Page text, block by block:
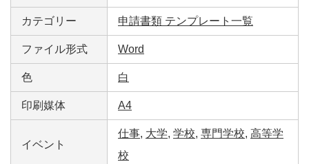
カテゴリー 申請書類 テンプレート一覧
ファイル形式 Word
色 白
印刷媒体 A4
イベント
仕事, 大学, 学校, 専門学校, 高等学
校